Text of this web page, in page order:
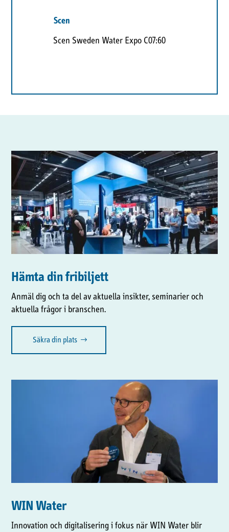
Scen
Scen Sweden Water Expo C07:60
Hämta din fribiljett
Anmäl dig och ta del av aktuella insikter, seminarier och
aktuella frågor i branschen.
Säkra din plats
WIN Water
Innovation och digitalisering i fokus när WIN Water blir